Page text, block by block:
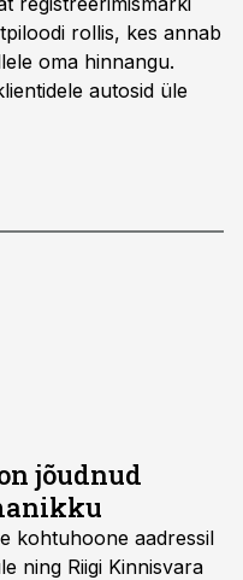
rollis, kes annab
oma hinnangu.
autosid üle
jõudnud
kohtuhoone aadressil
ning Riigi Kinnisvara